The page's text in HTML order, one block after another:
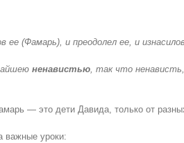
(Фамарь), и преодолел ее, и
ненавистью, так что
— это дети Давида, только от
важные уроки: